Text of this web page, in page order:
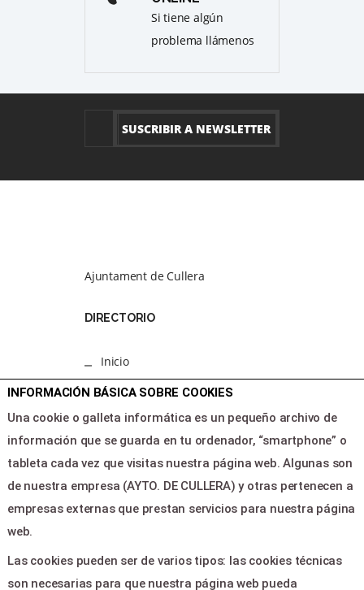
Si tiene algún
problema llámenos
Ajuntament de Cullera
DIRECTORIO
Inicio
Programacion
Area clientes
Contacto
LEGAL & PAGOS
Política de privacidad
INFORMACIÓN BÁSICA SOBRE COOKIES
Una cookie o galleta informática es un pequeño archivo de
información que se guarda en tu ordenador, “smartphone” o
tableta cada vez que visitas nuestra página web. Algunas son
de nuestra empresa (AYTO. DE CULLERA) y otras pertenecen a
empresas externas que prestan servicios para nuestra página
web.
Las cookies pueden ser de varios tipos: las cookies técnicas
son necesarias para que nuestra página web pueda